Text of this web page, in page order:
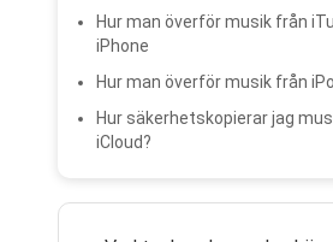
Hur man överför musik från
iPhone
Hur man överför musik från
Hur säkerhetskopierar jag
iCloud?